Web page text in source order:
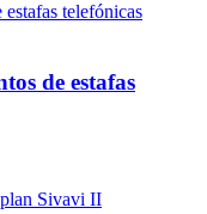
de estafas